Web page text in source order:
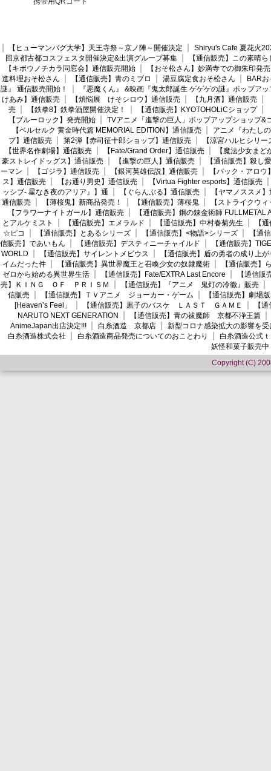
【ヒューマンバグ大学】天王寺祭～京ノ陣～開催決定
Shiryu's Cafe 夏花火
回京都古都コスフェスタ開催決定&出演グループ募集
【通信販売】この素晴
【キボウノチカラ同窓会】通信販売開始
【おそ松さん】妙満寺での御朱印発売
進料理おそ松さん
【通信販売】青のミブロ 湯豆腐定食おそ松さん
BAR
謎』 通信販売開始！
『悪魔くん』 &映画『鬼太郎誕生 ゲゲゲの謎』ポップア
けあみ】通信販売
【煩悩展 けそシロウ】通信販売 【九月酒】通信販売
売
【鉄拳8】鉄拳酒屋開催決定！ 【通信販売】KYOTOHOLiCショップ
【ブルーロック】発売開始
TVアニメ「進撃の巨人」ポップアップショップ&
【ベルセルク 黄金時代篇 MEMORIAL EDITION】通信販売
アニメ『わたし
プ】通信販売
第2弾【赤司征十郎ショップ】通信販売
【涼宮ハルヒシリ
【世界名作劇場】通信販売
【Fate/Grand Order】通信販売
【魔法少女ま
豪ストレイドッグス】通信販売
【進撃の巨人】通信販売
【通信販売】殺し愛
ーマン
【ゴジラ】通信販売 【銀河英雄伝説】通信販売
【バック・アロウ
ス】通信販売
【お通り男史】通信販売
【Virtua Fighter esports】通信販売
ッシブ- 星なき夜のアリア』】通
【ぐらんぶる】通信販売
【ヤマノススメ
通信販売
【薄桜鬼】新商品発売！ 【通信販売】薄桜鬼
【ストライクウ
【フラワーナイトガール】通信販売
【通信販売】鋼の錬金術師 FULLMETAL
とアルケミスト
【通信販売】エメラルド 【通信販売】中村春菊先生
【
☆ピコ
【通信販売】とあるシリーズ 【通信販売】<物語>シリーズ
【通
信販売】であいもん
【通信販売】デスティニーチャイルド
【通信販売】
WORLD
【通信販売】サイレントメビウス
【通信販売】盾の勇者の成り上が
イムだった件
【通信販売】異世界魔王と召喚少女の奴隷魔術
【通信販売】
ゼロから始める異世界生活
【通信販売】Fate/EXTRA Last Encore
【通信
売】ＫＩＮＧ ＯＦ ＰＲＩＳＭ
【通信販売】『アニメ 鬼灯の冷徹』販売
信販売
【通信販売】ＴＶアニメ ジョーカー・ゲーム
【通信販売】劇場
[Heaven’s Feel」
【通信販売】黒子のバスケ ＬＡＳＴ ＧＡＭＥ
【
NARUTO NEXT GENERATION
【通信販売】青の祓魔師 京都不浄王篇
AnimeJapan出店決定!!!
白糸酒造 京都店
新型コロナ感染拡大の影響を
白糸酒造株式会社
白糸酒造商品発売についてのおことわり
白糸酒造公式
妖怪和菓子販売中
Copyright (C)